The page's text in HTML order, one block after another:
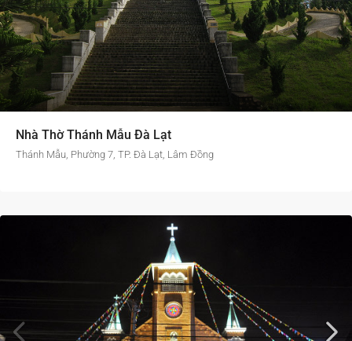
Nhà Thờ Thánh Mẫu Đà Lạt
Thánh Mẫu, Phường 7, TP. Đà Lạt, Lâm Đồng